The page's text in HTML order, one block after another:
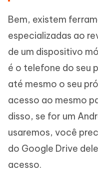
Bem, existem
especializadas ao
de um dispositivo
é o telefone do seu
até mesmo o seu
acesso ao mesmo
disso, se for um
usaremos, você
do Google Drive
acesso.